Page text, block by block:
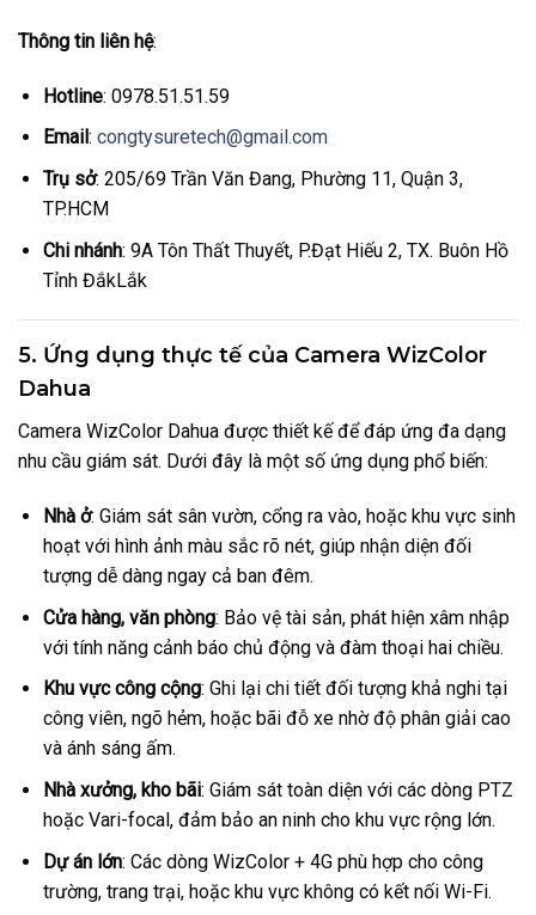
Thông tin liên hệ:
Hotline: 0978.51.51.59
Email : congtysuretech@gmail.com
Trụ sở: 205/69 Trần Văn Đang, Phường 11, Quận 3,
TP.HCM
Chi nhánh: 9A Tôn Thất Thuyết, P.Đạt Hiếu 2, TX. Buôn Hồ
Tỉnh ĐắkLắk
5. Ứng dụng thực tế của Camera WizColor
Dahua
Camera WizColor Dahua được thiết kế để đáp ứng đa dạng
nhu cầu giám sát. Dưới đây là một số ứng dụng phổ biến:
Nhà ở: Giám sát sân vườn, cổng ra vào, hoặc khu vực sinh
hoạt với hình ảnh màu sắc rõ nét, giúp nhận diện đối
tượng dễ dàng ngay cả ban đêm.
Cửa hàng, văn phòng: Bảo vệ tài sản, phát hiện xâm nhập
với tính năng cảnh báo chủ động và đàm thoại hai chiều.
Khu vực công cộng: Ghi lại chi tiết đối tượng khả nghi tại
công viên, ngõ hẻm, hoặc bãi đỗ xe nhờ độ phân giải cao
và ánh sáng ấm.
Nhà xưởng, kho bãi: Giám sát toàn diện với các dòng PTZ
hoặc Vari-focal, đảm bảo an ninh cho khu vực rộng lớn.
Dự án lớn: Các dòng WizColor + 4G phù hợp cho công
trường, trang trại, hoặc khu vực không có kết nối Wi-Fi.